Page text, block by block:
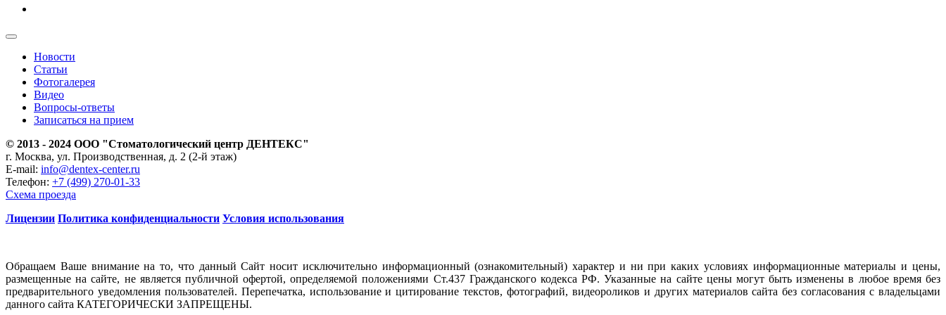
Новости
Статьи
Фотогалерея
Видео
Вопросы-ответы
Записаться на прием
© 2013 - 2024 ООО "Стоматологический центр ДЕНТЕКС"
г. Москва, ул. Производственная, д. 2 (2-й этаж)
E-mail: info@dentex-center.ru
Телефон: +7 (499) 270-01-33
Схема проезда
Лицензии Политика конфиденциальности Условия использования
Обращаем Ваше внимание на то, что данный Сайт носит исключительно информационный (ознакомительный) характер и ни при каких условиях информационные материалы и цены,
размещенные на сайте, не является публичной офертой, определяемой положениями Ст.437 Гражданского кодекса РФ. Указанные на сайте цены могут быть изменены в любое время без
предварительного уведомления пользователей. Перепечатка, использование и цитирование текстов, фотографий, видеороликов и других материалов сайта без согласования с владельцами
данного сайта КАТЕГОРИЧЕСКИ ЗАПРЕЩЕНЫ.